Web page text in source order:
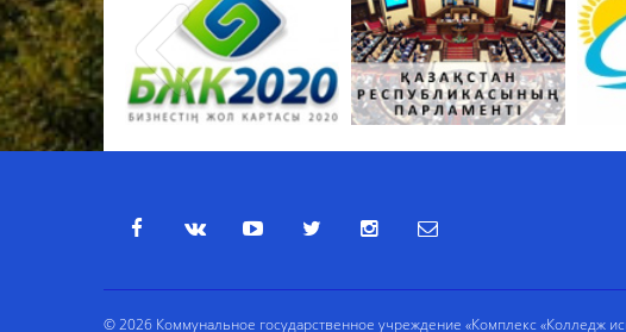
© 2026 Коммунальное государственное учреждение «Комплекс «Колледж